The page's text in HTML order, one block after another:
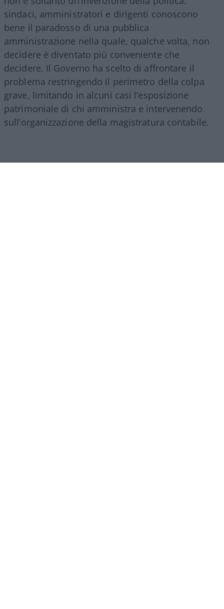
sindaci, amministratori e dirigenti conoscono
bene il paradosso di una pubblica
amministrazione nella quale, qualche volta, non
decidere è diventato più conveniente che
decidere. Il Governo ha scelto di affrontare il
problema restringendo il perimetro della colpa
grave, limitando in alcuni casi l’esposizione
patrimoniale di chi amministra e intervenendo
sull’organizzazione della magistratura contabile.